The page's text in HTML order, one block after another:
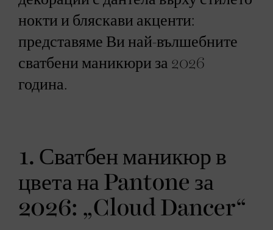
нокти и бляскави акценти:
представяме Ви най-вълшебните
сватбени маникюри за 2026
година.
1. Сватбен маникюр в
цвета на Pantone за
2026: „Cloud Dancer“